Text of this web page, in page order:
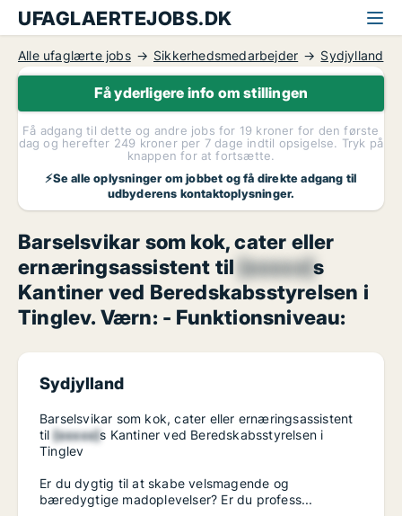
UFAGLAERTEJOBS.DK
Alle ufaglærte jobs Sikkerhedsmedarbejder Sydjylland
Få yderligere info om stillingen
Få adgang til dette og andre jobs for 19 kroner for den første
dag og herefter 249 kroner per 7 dage indtil opsigelse. Tryk på
knappen for at fortsætte.
⚡Se alle oplysninger om jobbet og få direkte adgang til
udbyderens kontaktoplysninger.
Barselsvikar som kok, cater eller
ernæringsassistent til [xxxxx]s
Kantiner ved Beredskabsstyrelsen i
Tinglev. Værn: - Funktionsniveau:
Sydjylland
Barselsvikar som kok, cater eller ernæringsassistent
til[xxxxx]s Kantiner ved Beredskabsstyrelsen i
Tinglev
Er du dygtig til at skabe velsmagende og
bæredygtige madoplevelser? Er du profess...